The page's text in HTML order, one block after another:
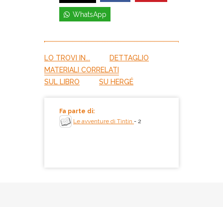
WhatsApp
LO TROVI IN...
DETTAGLIO
MATERIALI CORRELATI
SUL LIBRO
SU HERGÉ
Fa parte di:
Le avventure di Tintin - 2